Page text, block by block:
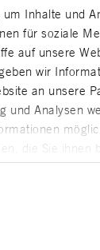
Inhalte und
für soziale
auf unsere
wir
an unsere
und Analysen
die Sie ihnen
Ihrer